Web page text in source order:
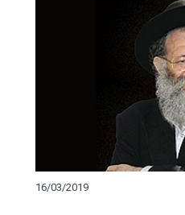
16/03/2019